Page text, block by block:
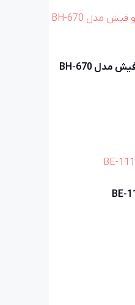
هدست بیاند دو فیش مدل BH-670